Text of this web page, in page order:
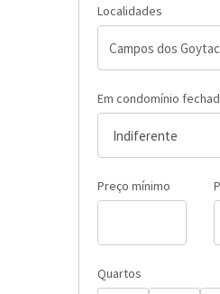
Localidades
Em condomínio
Preço mínimo
Quartos